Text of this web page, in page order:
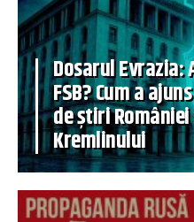
Dosarul
FSB? Cum a
de știri
Kremlinului